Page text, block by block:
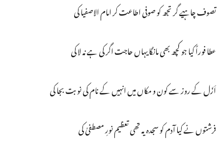
تصوف چاہیے گر تجھ کو صوفی اطاعت کر امام الاصفیا کی
عطا فوراً کیا جو کچھ بھی مانگا یہاں حاجت اگر کی ہے نہ لا کی
اَزَل کے روز سے کون و مکاں میں انہیں کے نام کی نوبت بجا کی
فرشتوں نے کیا آدم کو سجدہ یہ تھی تعظیم نورِ مصطفیٰ کی